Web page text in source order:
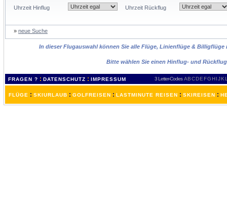
Uhrzeit Hinflug Uhrzeit Rückflug
» neue Suche
In dieser Flugauswahl können Sie alle Flüge, Linienflüge & Billigflüge
Bitte wählen Sie einen Hinflug- und
FRAGEN ? : DATENSCHUTZ : IMPRESSUM 3 Letter-Codes ABCDEFGH IJKL
FLÜGE : SKIURLAUB : GOLFREISEN : LASTMINUTE REISEN : SKIREISEN :